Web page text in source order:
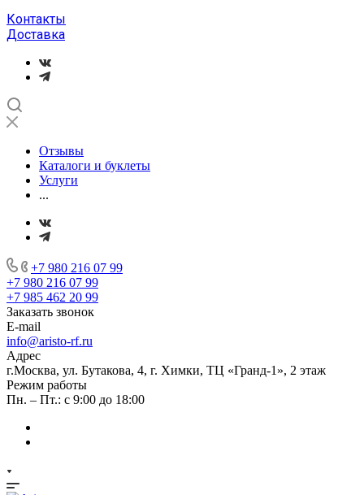
Контакты
Доставка
Отзывы
Каталоги и буклеты
Услуги
...
+7 980 216 07 99
+7 980 216 07 99
+7 985 462 20 99
Заказать звонок
E-mail
info@aristo-rf.ru
Адрес
г.Москва, ул. Бутакова, 4, г. Химки, ТЦ «Гранд-1», 2 этаж
Режим работы
Пн. – Пт.: с 9:00 до 18:00